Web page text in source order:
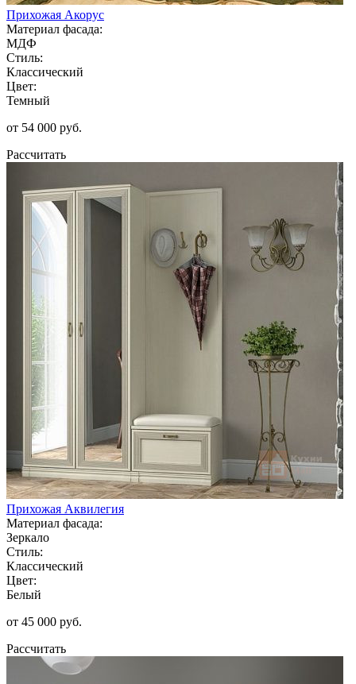
Прихожая Акорус
Материал фасада:
МДФ
Стиль:
Классический
Цвет:
Темный
от 54 000 руб.
Рассчитать
Прихожая Аквилегия
Материал фасада:
Зеркало
Стиль:
Классический
Цвет:
Белый
от 45 000 руб.
Рассчитать